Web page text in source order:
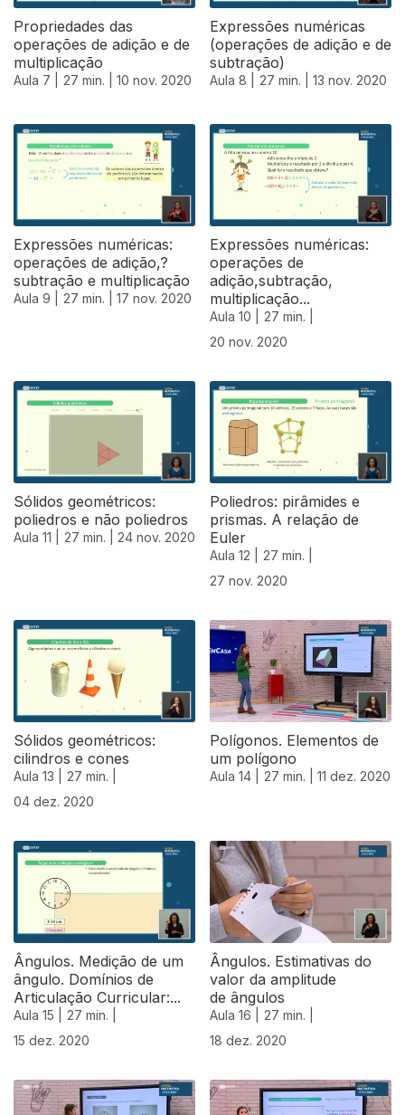
Propriedades das
operações de adição e de
multiplicação
Aula 7 | 27 min. | 10 nov. 2020
Expressões numéricas
(operações de adição e de
subtração)
Aula 8 | 27 min. | 13 nov. 2020
Expressões numéricas:
operações de adição,?
subtração e multiplicação
Aula 9 | 27 min. | 17 nov. 2020
Expressões numéricas:
operações de
adição,subtração,
multiplicação...
Aula 10 |
27 min. |
20 nov. 2020
Sólidos geométricos:
poliedros e não poliedros
Aula 11 | 27 min. | 24 nov. 2020
Poliedros: pirâmides e
prismas. A relação de
Euler
Aula 12 |
27 min. |
27 nov. 2020
508718
Sólidos geométricos:
cilindros e cones
Aula 13 |
27 min. |
04 dez. 2020
Polígonos. Elementos de
um polígono
Aula 14 | 27 min. | 11 dez. 2020
Ângulos. Medição de um
ângulo. Domínios de
Articulação Curricular:...
Aula 15 |
27 min. |
15 dez. 2020
Ângulos. Estimativas do
valor da amplitude
de ângulos
Aula 16 |
27 min. |
18 dez. 2020